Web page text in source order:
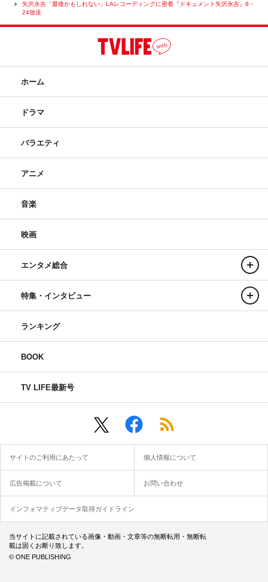
矢沢永吉「最後かもしれない」LAレコーディングに密着『ドキュメント矢沢永吉』8・
24放送
ホーム
ドラマ
バラエティ
アニメ
音楽
映画
エンタメ総合
特集・インタビュー
ランキング
BOOK
TV LIFE最新号
サイトのご利用にあたって 個人情報について
広告掲載について お問い合わせ
インフォマティブデータ取得ガイドライン
当サイトに記載されている画像・動画・文章等の無断転用・無断転
載は固くお断り致します。
© ONE PUBLISHING